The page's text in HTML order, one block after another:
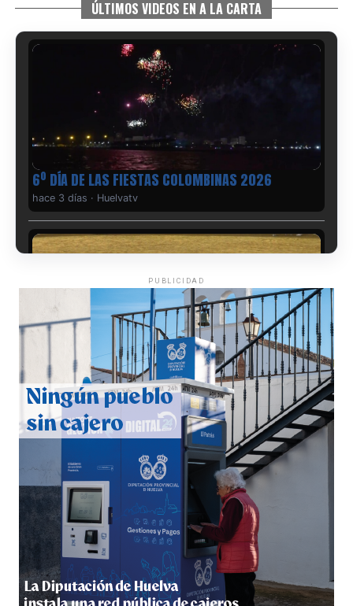
ÚLTIMOS VIDEOS EN A LA CARTA
6º DÍA DE LAS FIESTAS COLOMBINAS 2026
hace 3 días · Huelvatv
QUINTA CORRIDA DE LAS FIESTAS COLOMBINAS
2026
hace 3 días·Huelvatv
5º DÍA DE LAS FIESTAS COLOMBINAS 2026
hace 4 días·Huelvatv
PUBLICIDAD